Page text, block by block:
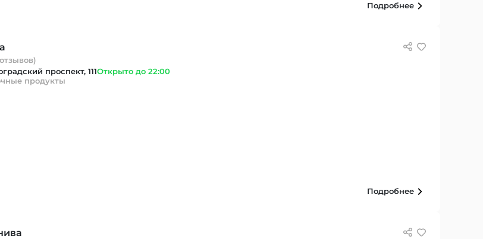
Подробнее
проспект, 111Открыто до 22:00
продукты
Подробнее